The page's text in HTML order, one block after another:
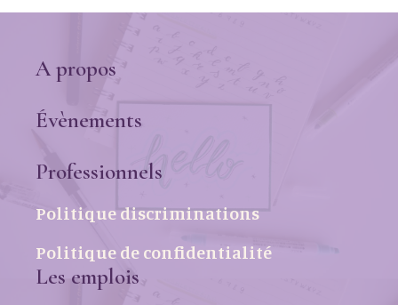
A propos
Évènements
Professionnels
Politique discriminations
Politique de confidentialité
Les emplois